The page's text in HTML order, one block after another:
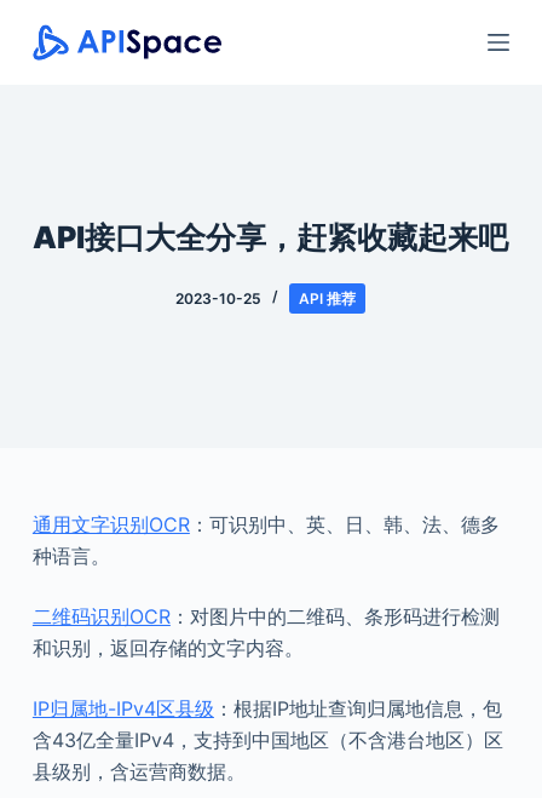
跳
过
API接口大全分享，赶紧收藏起来吧
2023-10-25 API 推荐
通用文字识别OCR：可识别中、英、日、韩、法、德多
种语言。
二维码识别OCR：对图片中的二维码、条形码进行检测
和识别，返回存储的文字内容。
IP归属地-IPv4区县级 ：根据IP地址查询归属地信息，包
含43亿全量IPv4，支持到中国地区（不含港台地区）区
县级别，含运营商数据。